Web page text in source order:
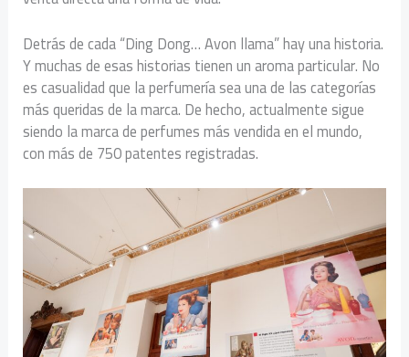
Detrás de cada “Ding Dong… Avon llama” hay una historia.
Y muchas de esas historias tienen un aroma particular. No
es casualidad que la perfumería sea una de las categorías
más queridas de la marca. De hecho, actualmente sigue
siendo la marca de perfumes más vendida en el mundo,
con más de 750 patentes registradas.